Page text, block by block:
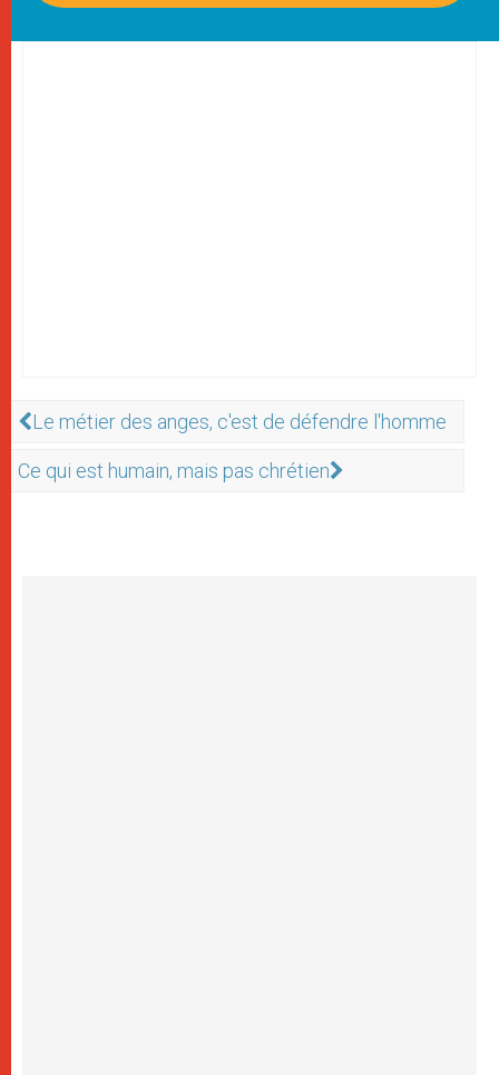
Le métier des anges, c'est de défendre l'homme
Ce qui est humain, mais pas chrétien